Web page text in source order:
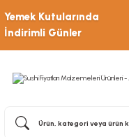
Yemek Kutularında
İndirimli Günler